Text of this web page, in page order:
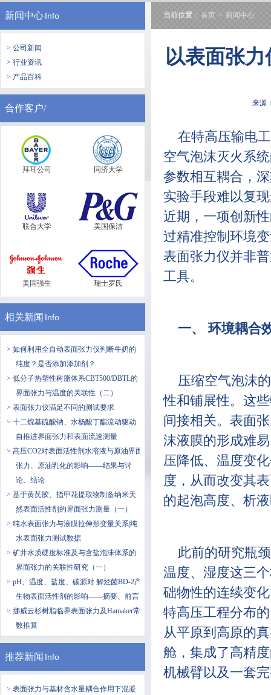
新闻中心Info
> 公司新闻
> 行业资讯
> 产品百科
合作客户/
拜耳公司 同济大学
联合大学 美国保洁
美国强生 瑞士罗氏
相关新闻 Info
> 如何利用全自动表面张力仪判断牛奶的
纯度？是否添加添加剂？
> 低分子热塑性树脂体系CBT500/DBTL的
界面张力与温度的关联性（二）
> 表面张力仪满足不同的测试要求
> 十二烷基硫酸钠、水杨酸丁酯流动驱动
自推进界面张力和表面流速测量
> 高压CO2对表面活性剂水溶液与原油界面
张力、原油乳化的影响——结果与讨
论、结论
> 基于黄芪胶、指甲花提取物制备纳米天
然表面活性剂的界面张力测量（一）
> 纯水表面张力与液膜拉伸形变量关系|纯
水表面张力测试数据
> 矿井水质硬度标准及与含盐泡沫体系的
界面张力的关联性研究（一）
> pH、温度、盐度、碳源对 解烃菌BD-2产
生物表面活性剂的影响——摘要、前言
> 挪威云杉树脂临界表面张力及Hamaker常
数推算
推荐新闻 Info
> 表面张力与基材含水量耦合作用下混凝
当前位置 ： 首页 > 新闻中心
以表面张
来源
在特高压输电
空气泡沫灭火系
参数相互耦合，
实验手段难以复
近期，一项创新
过精准控制环境
表面张力仪并非
工具。
一、 环境耦合
压缩空气泡沫
性和铺展性。这
间接相关。表面
沫液膜的形成难
压降低、温度变
度，从而改变其
的起泡高度、析
此前的研究瓶
温度、湿度这三
础物性的连续变
特高压工程分布
从平原到高原的
舱，集成了高精
机械臂以及一套